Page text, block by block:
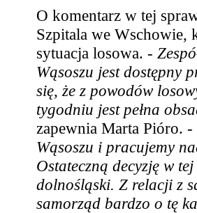
O komentarz w tej
Szpitala we Wschowie,
sytuacja losowa. -
Wąsoszu jest dostępny
się, że z powodów
tygodniu jest pełna
zapewnia Marta Pióro. -
Wąsoszu i pracujemy
Ostateczną decyzję w
dolnośląski. Z relacji z
samorząd bardzo o tę